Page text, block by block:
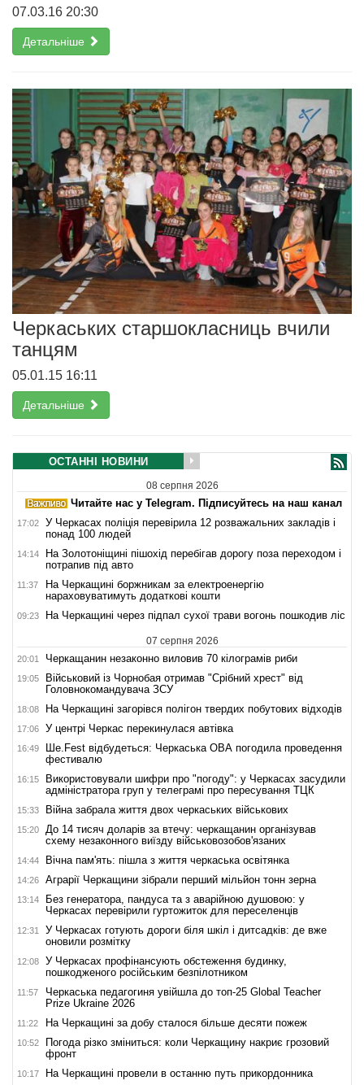
07.03.16 20:30
Детальніше
Черкаських старшокласниць вчили
танцям
05.01.15 16:11
Детальніше
ОСТАННІ НОВИНИ
08 серпня 2026
Читайте нас у Telegram. Підписуйтесь на наш канал
17:02
У Черкасах поліція перевірила 12 розважальних закладів і
понад 100 людей
14:14
На Золотоніщині пішохід перебігав дорогу поза переходом і
потрапив під авто
11:37
На Черкащині боржникам за електроенергію
нараховуватимуть додаткові кошти
09:23 На Черкащині через підпал сухої трави вогонь пошкодив ліс
07 серпня 2026
20:01 Черкащанин незаконно виловив 70 кілограмів риби
19:05
Військовий із Чорнобая отримав "Срібний хрест" від
Головнокомандувача ЗСУ
18:08 На Черкащині загорівся полігон твердих побутових відходів
17:06 У центрі Черкас перекинулася автівка
16:49
Ше.Fest відбудеться: Черкаська ОВА погодила проведення
фестивалю
16:15
Використовували шифри про "погоду": у Черкасах засудили
адміністратора груп у телеграмі про пересування ТЦК
15:33 Війна забрала життя двох черкаських військових
15:20
До 14 тисяч доларів за втечу: черкащанин організував
схему незаконного виїзду військовозобов'язаних
14:44 Вічна пам'ять: пішла з життя черкаська освітянка
14:26 Аграрії Черкащини зібрали перший мільйон тонн зерна
13:14
Без генератора, пандуса та з аварійною душовою: у
Черкасах перевірили гуртожиток для переселенців
12:31
У Черкасах готують дороги біля шкіл і дитсадків: де вже
оновили розмітку
12:08
У Черкасах профінансують обстеження будинку,
пошкодженого російським безпілотником
11:57
Черкаська педагогиня увійшла до топ-25 Global Teacher
Prize Ukraine 2026
11:22 На Черкащині за добу сталося більше десяти пожеж
10:52
Погода різко зміниться: коли Черкащину накриє грозовий
фронт
10:17 На Черкащині провели в останню путь прикордонника